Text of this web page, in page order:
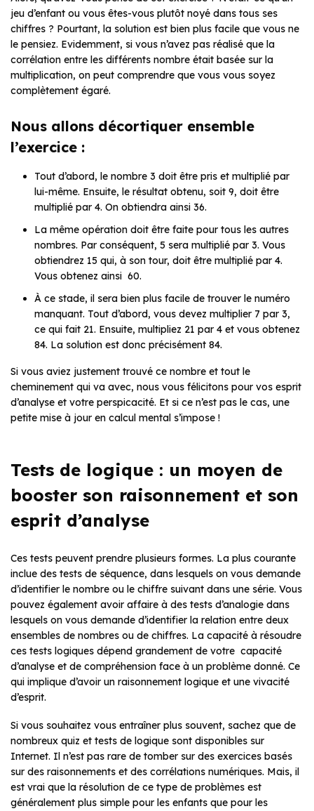
jeu d’enfant ou vous êtes-vous plutôt noyé dans tous ses
chiffres ? Pourtant, la solution est bien plus facile que vous ne
le pensiez. Evidemment, si vous n’avez pas réalisé que la
corrélation entre les différents nombre était basée sur la
multiplication, on peut comprendre que vous vous soyez
complètement égaré.
Nous allons décortiquer ensemble
l’exercice :
Tout d’abord, le nombre 3 doit être pris et multiplié par
lui-même. Ensuite, le résultat obtenu, soit 9, doit être
multiplié par 4. On obtiendra ainsi 36.
La même opération doit être faite pour tous les autres
nombres. Par conséquent, 5 sera multiplié par 3. Vous
obtiendrez 15 qui, à son tour, doit être multiplié par 4.
Vous obtenez ainsi 60.
À ce stade, il sera bien plus facile de trouver le numéro
manquant. Tout d’abord, vous devez multiplier 7 par 3,
ce qui fait 21. Ensuite, multipliez 21 par 4 et vous obtenez
84. La solution est donc précisément 84.
Si vous aviez justement trouvé ce nombre et tout le
cheminement qui va avec, nous vous félicitons pour vos esprit
d’analyse et votre perspicacité. Et si ce n’est pas le cas, une
petite mise à jour en calcul mental s’impose !
Tests de logique : un moyen de
booster son raisonnement et son
esprit d’analyse
Ces tests peuvent prendre plusieurs formes. La plus courante
inclue des tests de séquence, dans lesquels on vous demande
d’identifier le nombre ou le chiffre suivant dans une série. Vous
pouvez également avoir affaire à des tests d’analogie dans
lesquels on vous demande d’identifier la relation entre deux
ensembles de nombres ou de chiffres. La capacité à résoudre
ces tests logiques dépend grandement de votre capacité
d’analyse et de compréhension face à un problème donné. Ce
qui implique d’avoir un raisonnement logique et une vivacité
d’esprit.
Si vous souhaitez vous entraîner plus souvent, sachez que de
nombreux quiz et tests de logique sont disponibles sur
Internet. Il n’est pas rare de tomber sur des exercices basés
sur des raisonnements et des corrélations numériques. Mais, il
est vrai que la résolution de ce type de problèmes est
généralement plus simple pour les enfants que pour les